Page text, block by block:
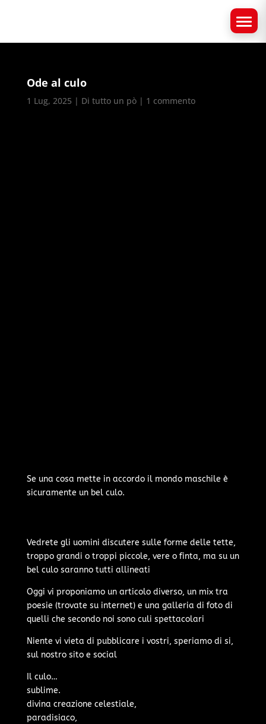
Ode al culo
1 Lug, 2025 | Di tutto un pò| 1 commento
Se una cosa mette in accordo il mondo maschile è
sicuramente un bel culo.
Vedrete gli uomini discutere sulle forme delle tette,
troppo grandi o troppi piccole, vere o finta, ma su un
bel culo saranno tutti allineati
Oggi vi proponiamo un articolo diverso, un mix tra
poesie (trovate su internet) e una galleria di foto di
quelli che secondo noi sono culi spettacolari
Niente vi vieta di pubblicare i vostri, speriamo di si,
sul nostro sito e social
Il culo…
sublime.
divina creazione celestiale,
paradisiaco,